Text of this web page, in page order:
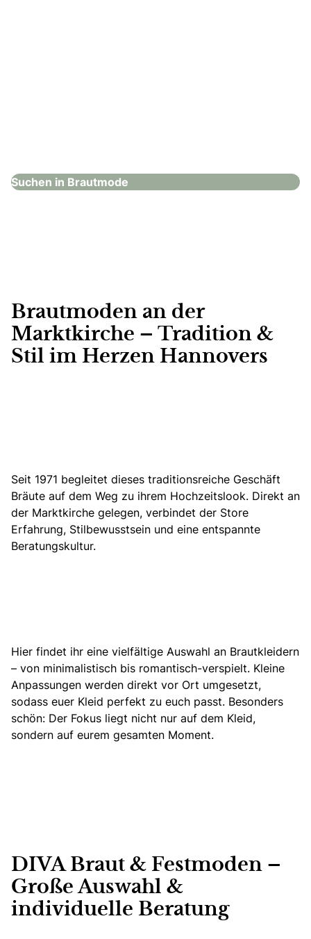
Suchen in Brautmode
Brautmoden an der
Marktkirche – Tradition &
Stil im Herzen Hannovers
Seit 1971 begleitet dieses traditionsreiche Geschäft
Bräute auf dem Weg zu ihrem Hochzeitslook. Direkt an
der Marktkirche gelegen, verbindet der Store
Erfahrung, Stilbewusstsein und eine entspannte
Beratungskultur.
Hier findet ihr eine vielfältige Auswahl an Brautkleidern
– von minimalistisch bis romantisch-verspielt. Kleine
Anpassungen werden direkt vor Ort umgesetzt,
sodass euer Kleid perfekt zu euch passt. Besonders
schön: Der Fokus liegt nicht nur auf dem Kleid,
sondern auf eurem gesamten Moment.
DIVA Braut & Festmoden –
Große Auswahl &
individuelle Beratung